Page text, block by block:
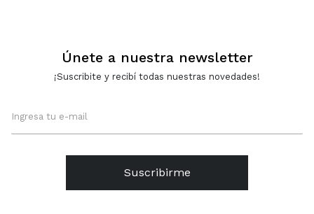
Únete a nuestra newsletter
¡Suscribite y recibí todas nuestras novedades!
Suscribirme